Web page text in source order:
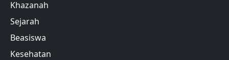
Khazanah
Sejarah
Beasiswa
Kesehatan